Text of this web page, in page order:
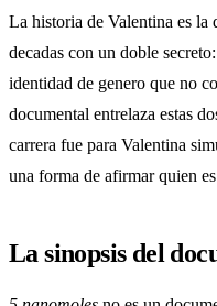
La historia de Valentina es la
decadas con un doble
identidad de genero que no
documental entrelaza estas
carrera fue para Valentina
una forma de afirmar quien
La sinopsis del